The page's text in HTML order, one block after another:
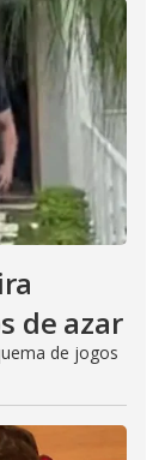
de azar
de jogos